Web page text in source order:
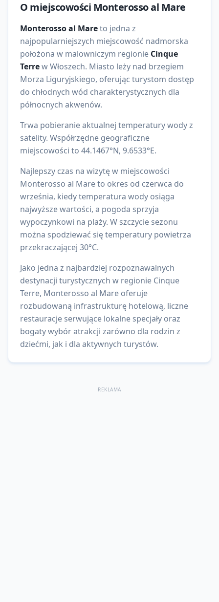
O miejscowości Monterosso al Mare
Monterosso al Mareto jedna z
najpopularniejszych miejscowość nadmorska
położona w malowniczym regionie Cinque
TerrewWłoszech. Miasto leży nad brzegiem
Morza Liguryjskiego, oferując turystom dostęp
do chłodnych wód charakterystycznych dla
północnych akwenów.
Trwa pobieranie aktualnej temperatury wody z
satelity. Współrzędne geograficzne
miejscowości to 44.1467°N, 9.6533°E.
Najlepszy czas na wizytę w miejscowości
Monterosso al Mare to okres od czerwca do
września, kiedy temperatura wody osiąga
najwyższe wartości, a pogoda sprzyja
wypoczynkowi na plaży. W szczycie sezonu
można spodziewać się temperatury powietrza
przekraczającej 30°C.
Jako jedna z najbardziej rozpoznawalnych
destynacji turystycznych w regionie Cinque
Terre, Monterosso al Mare oferuje
rozbudowaną infrastrukturę hotelową, liczne
restauracje serwujące lokalne specjały oraz
bogaty wybór atrakcji zarówno dla rodzin z
dziećmi, jak i dla aktywnych turystów.
REKLAMA